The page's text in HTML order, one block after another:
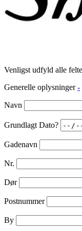
Venligst udfyld alle
Generelle oplysninger -
Navn
Grundlagt Dato?
Gadenavn
Nr.
Dør
Postnummer
By